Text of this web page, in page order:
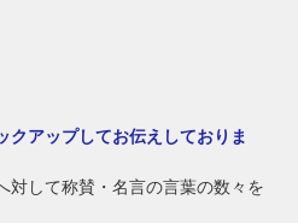
クアップしてお伝えしておりま
対して称賛・名言の言葉の数々を